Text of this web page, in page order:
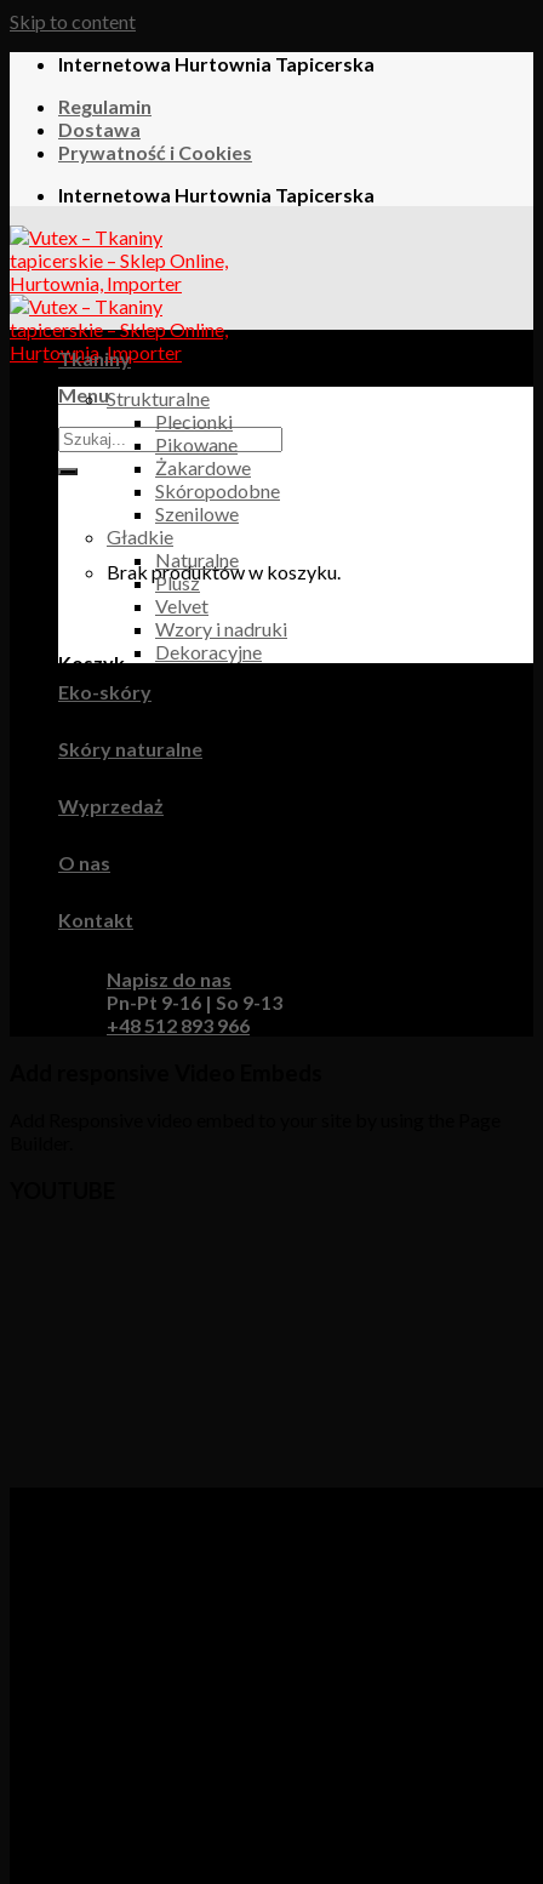
Skip to content
Internetowa Hurtownia Tapicerska
Regulamin
Dostawa
Prywatność i Cookies
Internetowa Hurtownia Tapicerska
Menu
Brak produktów w koszyku.
Koszyk
Tkaniny
Strukturalne
Plecionki
Pikowane
Żakardowe
Skóropodobne
Szenilowe
Gładkie
Naturalne
Plusz
Velvet
Wzory i nadruki
Dekoracyjne
Eko-skóry
Skóry naturalne
Wyprzedaż
O nas
Kontakt
Napisz do nas
Pn-Pt 9-16 | So 9-13
+48 512 893 966